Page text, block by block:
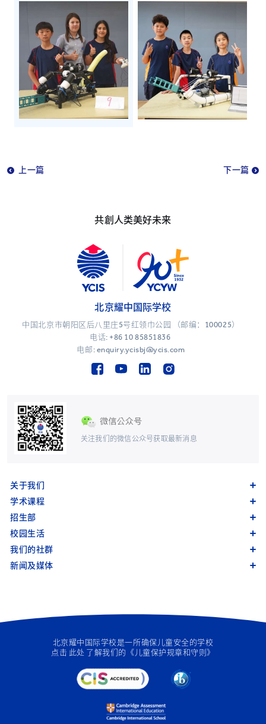
上一篇 下一篇
共創人类美好未来
关注我们的微信公众号获取最新消息
北京耀中国际学校
中国北京市朝阳区后八里庄5号红领巾公园 （邮编：100025）
电话: +86 10 85851836
电邮: enquiry.ycisbj@ycis.com
关于我们
学术课程
招生部
校园生活
我们的社群
新闻及媒体
北京耀中国际学校是一所确保儿童安全的学校
点击 此处 了解我们的《儿童保护规章和守则》